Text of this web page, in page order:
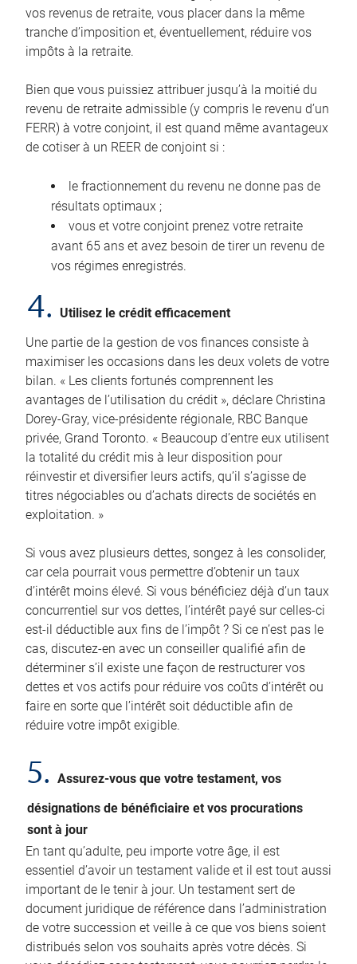
vos revenus de retraite, vous placer dans la même
tranche d’imposition et, éventuellement, réduire vos
impôts à la retraite.
Bien que vous puissiez attribuer jusqu’à la moitié du
revenu de retraite admissible (y compris le revenu d’un
FERR) à votre conjoint, il est quand même avantageux
de cotiser à un REER de conjoint si :
le fractionnement du revenu ne donne pas de
résultats optimaux ;
vous et votre conjoint prenez votre retraite
avant 65 ans et avez besoin de tirer un revenu de
vos régimes enregistrés.
4.
Utilisez le crédit efficacement
Une partie de la gestion de vos finances consiste à
maximiser les occasions dans les deux volets de votre
bilan. « Les clients fortunés comprennent les
avantages de l’utilisation du crédit », déclare Christina
Dorey-Gray, vice-présidente régionale, RBC Banque
privée, Grand Toronto. « Beaucoup d’entre eux utilisent
la totalité du crédit mis à leur disposition pour
réinvestir et diversifier leurs actifs, qu’il s’agisse de
titres négociables ou d’achats directs de sociétés en
exploitation. »
Si vous avez plusieurs dettes, songez à les consolider,
car cela pourrait vous permettre d’obtenir un taux
d’intérêt moins élevé. Si vous bénéficiez déjà d’un taux
concurrentiel sur vos dettes, l’intérêt payé sur celles-ci
est-il déductible aux fins de l’impôt ? Si ce n’est pas le
cas, discutez-en avec un conseiller qualifié afin de
déterminer s’il existe une façon de restructurer vos
dettes et vos actifs pour réduire vos coûts d’intérêt ou
faire en sorte que l’intérêt soit déductible afin de
réduire votre impôt exigible.
5. Assurez-vous que votre testament, vos
désignations de bénéficiaire et vos procurations
sont à jour
En tant qu’adulte, peu importe votre âge, il est
essentiel d’avoir un testament valide et il est tout aussi
important de le tenir à jour. Un testament sert de
document juridique de référence dans l’administration
de votre succession et veille à ce que vos biens soient
distribués selon vos souhaits après votre décès. Si